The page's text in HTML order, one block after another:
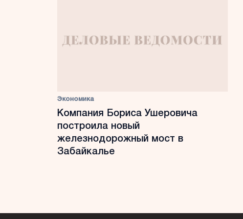
Экономика
Компания Бориса Ушеровича
построила новый
железнодорожный мост в
Забайкалье